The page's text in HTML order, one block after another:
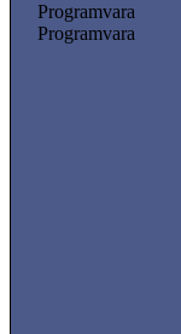
Programvara
Programvara